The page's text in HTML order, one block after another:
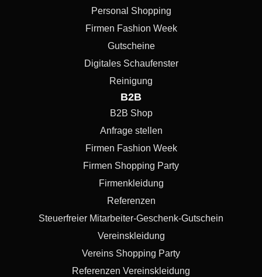
Personal Shopping
Firmen Fashion Week
Gutscheine
Digitales Schaufenster
Reinigung
B2B
B2B Shop
Anfrage stellen
Firmen Fashion Week
Firmen Shopping Party
Firmenkleidung
Referenzen
Steuerfreier Mitarbeiter-Geschenk-Gutschein
Vereinskleidung
Vereins Shopping Party
Referenzen Vereinskleidung